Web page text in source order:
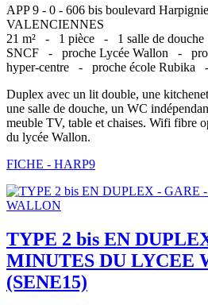
APP 9 - 0 - 606 bis boulevard
VALENCIENNES
21 m² - 1 pièce - 1 salle de
SNCF - proche Lycée Wallon -
hyper-centre - proche école Rubika
Duplex avec un lit double, une
une salle de douche, un WC
meuble TV, table et chaises. Wifi fibre
du lycée Wallon.
FICHE - HARP9
TYPE 2 bis EN
MINUTES DU LYCEE
(SENE15)